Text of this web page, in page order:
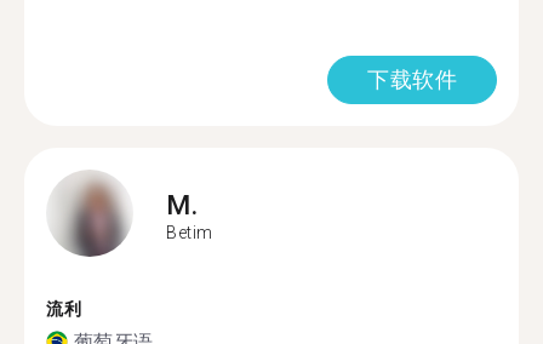
下载软件
M.
Betim
流利